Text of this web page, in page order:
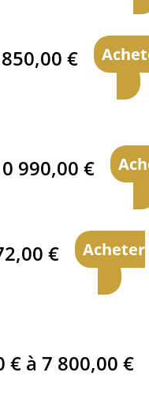
€
990,00 €
€ Acheter
€à 7 800,00 €